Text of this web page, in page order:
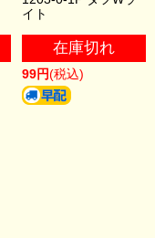
イト
在庫切れ
99円(税込)